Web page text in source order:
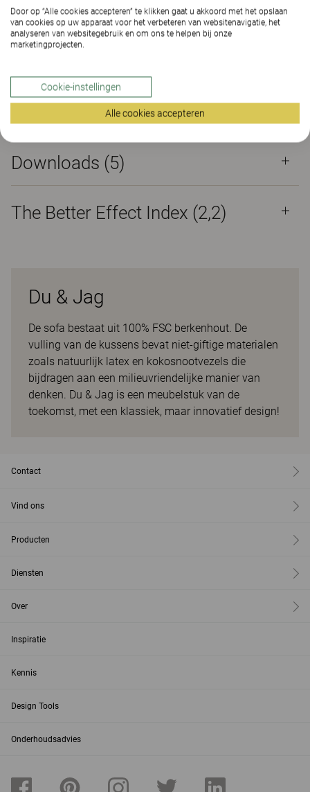
Certificaten
Downloads (5)
The Better Effect Index (2,2)
Du & Jag
De sofa bestaat uit 100% FSC berkenhout. De
vulling van de kussens bevat niet-giftige materialen
zoals natuurlijk latex en kokosnootvezels die
bijdragen aan een milieuvriendelijke manier van
denken. Du & Jag is een meubelstuk van de
toekomst, met een klassiek, maar innovatief design!
Contact
Vind ons
Producten
Diensten
Over
Inspiratie
Kennis
Design Tools
Onderhoudsadvies
Door op “Alle cookies accepteren” te klikken gaat u akkoord met het opslaan
van cookies op uw apparaat voor het verbeteren van websitenavigatie, het
analyseren van websitegebruik en om ons te helpen bij onze
marketingprojecten.
Cookie-instellingen
Alle cookies accepteren